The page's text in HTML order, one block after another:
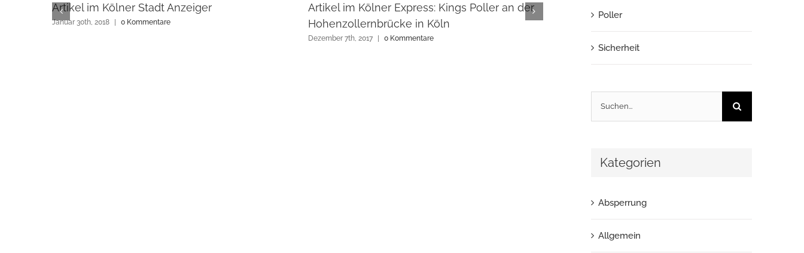
Artikel im Kölner Stadt Anzeiger
Januar 30th, 2018 0 Kommentare
Artikel im Kölner Express: Kings Poller an der
Hohenzollernbrücke in Köln
Dezember 7th, 2017 0 Kommentare
Poller
Sicherheit
Suche
nach:
Kategorien
Absperrung
Allgemein